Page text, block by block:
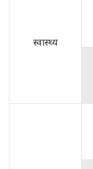
स्वास्थ्य